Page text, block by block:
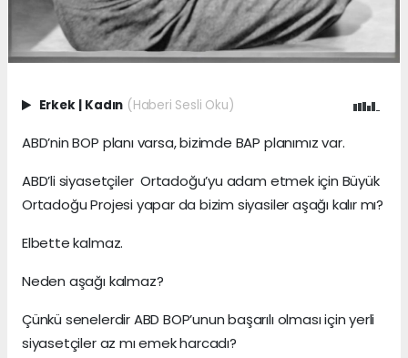
Erkek | Kadın (Haberi Sesli Oku)
ABD’nin BOP planı varsa, bizimde BAP planımız var.
ABD’li siyasetçiler Ortadoğu’yu adam etmek için Büyük
Ortadoğu Projesi yapar da bizim siyasiler aşağı kalır mı?
Elbette kalmaz.
Neden aşağı kalmaz?
Çünkü senelerdir ABD BOP’unun başarılı olması için yerli
siyasetçiler az mı emek harcadı?